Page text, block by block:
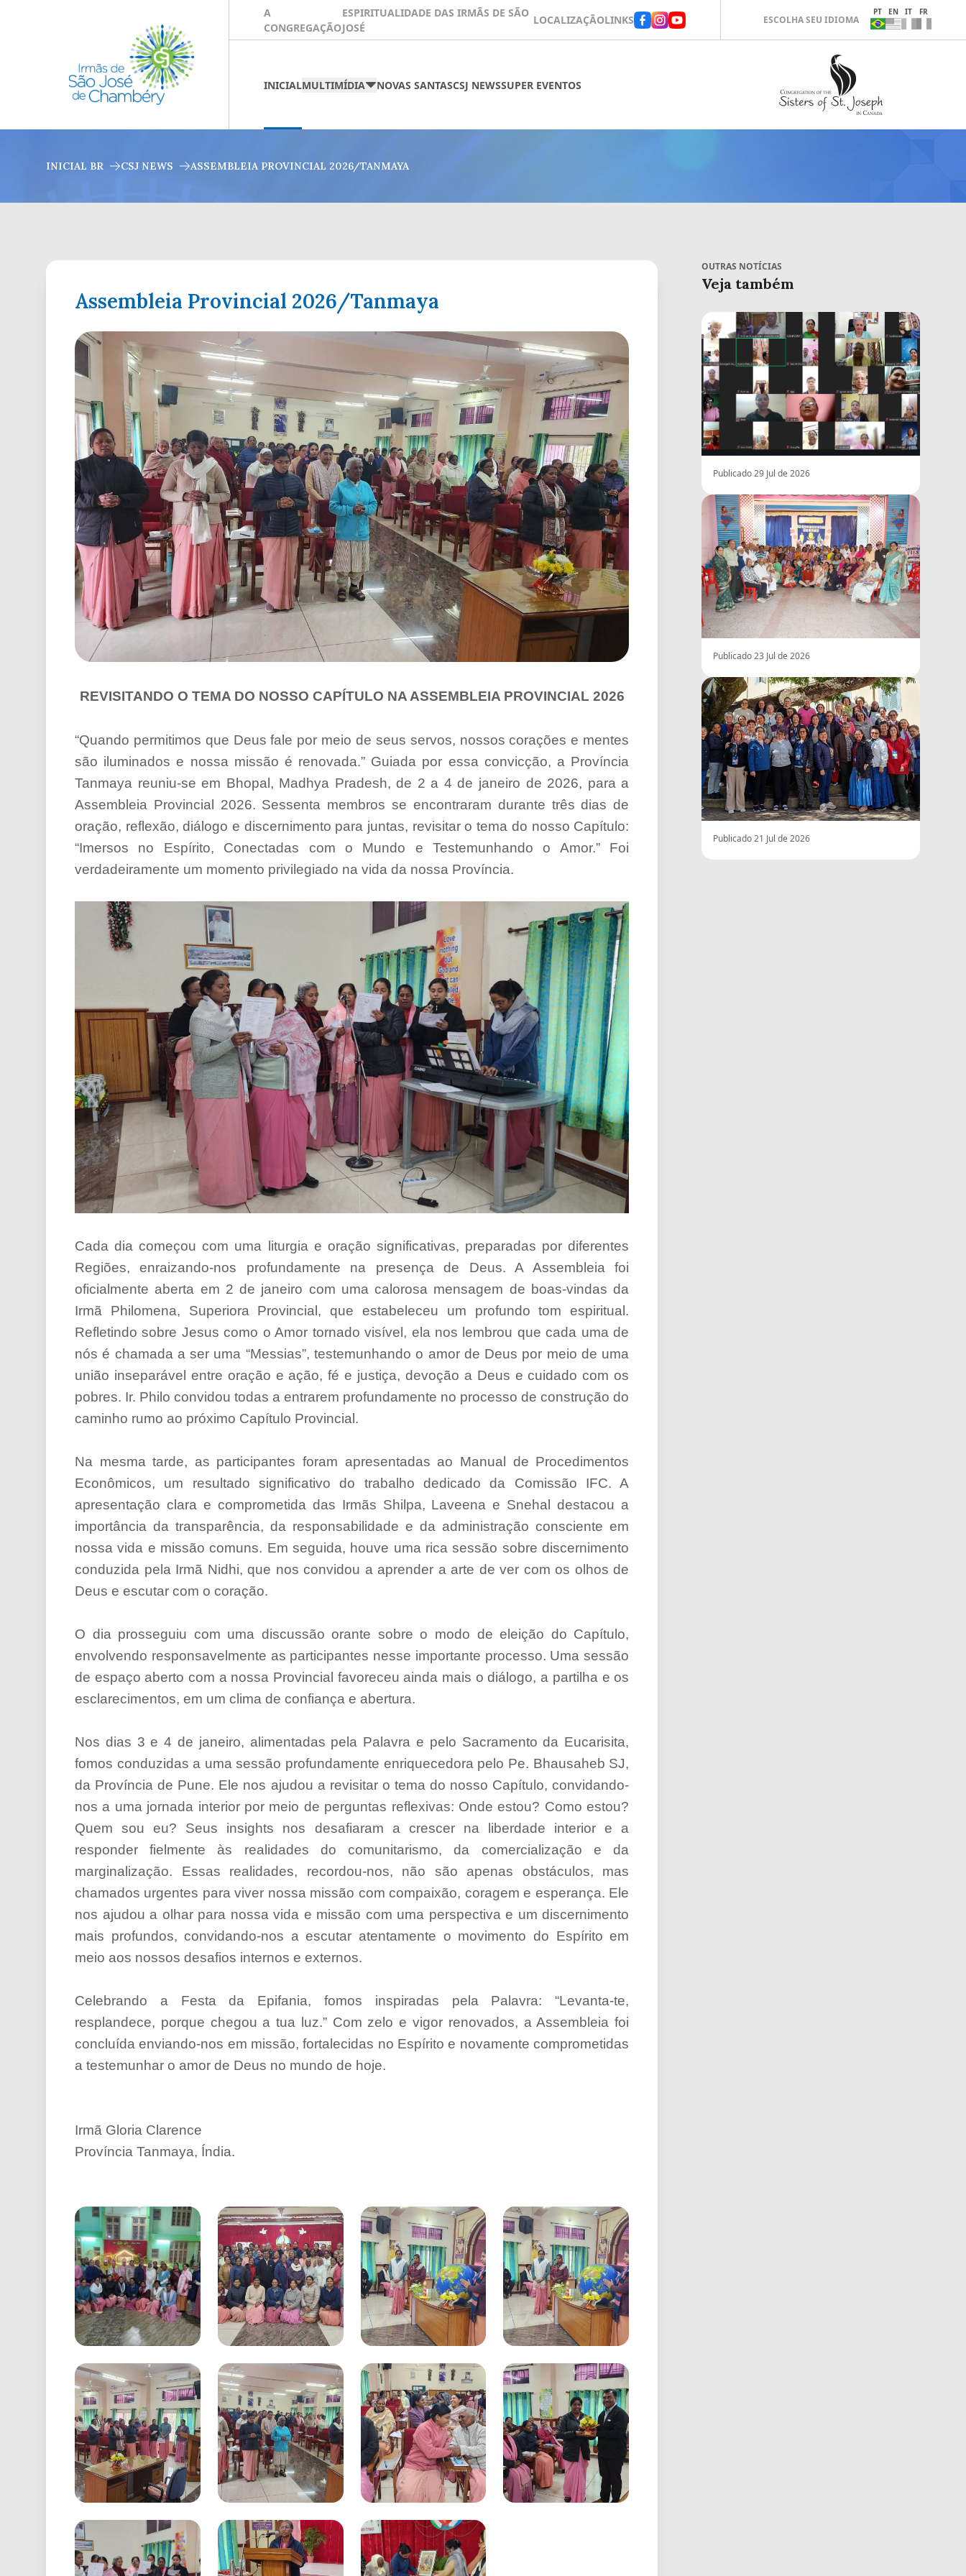
A
CONGREGAÇÃO
ESPIRITUALIDADE DAS IRMÃS DE SÃO
JOSÉ
LOCALIZAÇÃOLINKS ESCOLHA SEU IDIOMA
PT EN IT FR
INICIALMULTIMÍDIA NOVAS SANTASCSJ NEWSSUPER EVENTOS
INICIAL BR CSJ NEWS ASSEMBLEIA PROVINCIAL 2026/TANMAYA
Assembleia Provincial 2026/Tanmaya
REVISITANDO O TEMA DO NOSSO CAPÍTULO NA ASSEMBLEIA PROVINCIAL 2026
“Quando permitimos que Deus fale por meio de seus servos, nossos corações e mentes
são iluminados e nossa missão é renovada.” Guiada por essa convicção, a Província
Tanmaya reuniu-se em Bhopal, Madhya Pradesh, de 2 a 4 de janeiro de 2026, para a
Assembleia Provincial 2026. Sessenta membros se encontraram durante três dias de
oração, reflexão, diálogo e discernimento para juntas, revisitar o tema do nosso Capítulo:
“Imersos no Espírito, Conectadas com o Mundo e Testemunhando o Amor.” Foi
verdadeiramente um momento privilegiado na vida da nossa Província.
Cada dia começou com uma liturgia e oração significativas, preparadas por diferentes
Regiões, enraizando-nos profundamente na presença de Deus. A Assembleia foi
oficialmente aberta em 2 de janeiro com uma calorosa mensagem de boas-vindas da
Irmã Philomena, Superiora Provincial, que estabeleceu um profundo tom espiritual.
Refletindo sobre Jesus como o Amor tornado visível, ela nos lembrou que cada uma de
nós é chamada a ser uma “Messias”, testemunhando o amor de Deus por meio de uma
união inseparável entre oração e ação, fé e justiça, devoção a Deus e cuidado com os
pobres. Ir. Philo convidou todas a entrarem profundamente no processo de construção do
caminho rumo ao próximo Capítulo Provincial.
Na mesma tarde, as participantes foram apresentadas ao Manual de Procedimentos
Econômicos, um resultado significativo do trabalho dedicado da Comissão IFC. A
apresentação clara e comprometida das Irmãs Shilpa, Laveena e Snehal destacou a
importância da transparência, da responsabilidade e da administração consciente em
nossa vida e missão comuns. Em seguida, houve uma rica sessão sobre discernimento
conduzida pela Irmã Nidhi, que nos convidou a aprender a arte de ver com os olhos de
Deus e escutar com o coração.
O dia prosseguiu com uma discussão orante sobre o modo de eleição do Capítulo,
envolvendo responsavelmente as participantes nesse importante processo. Uma sessão
de espaço aberto com a nossa Provincial favoreceu ainda mais o diálogo, a partilha e os
esclarecimentos, em um clima de confiança e abertura.
Nos dias 3 e 4 de janeiro, alimentadas pela Palavra e pelo Sacramento da Eucarisita,
fomos conduzidas a uma sessão profundamente enriquecedora pelo Pe. Bhausaheb SJ,
da Província de Pune. Ele nos ajudou a revisitar o tema do nosso Capítulo, convidando-
nos a uma jornada interior por meio de perguntas reflexivas: Onde estou? Como estou?
Quem sou eu? Seus insights nos desafiaram a crescer na liberdade interior e a
responder fielmente às realidades do comunitarismo, da comercialização e da
marginalização. Essas realidades, recordou-nos, não são apenas obstáculos, mas
chamados urgentes para viver nossa missão com compaixão, coragem e esperança. Ele
nos ajudou a olhar para nossa vida e missão com uma perspectiva e um discernimento
mais profundos, convidando-nos a escutar atentamente o movimento do Espírito em
meio aos nossos desafios internos e externos.
Celebrando a Festa da Epifania, fomos inspiradas pela Palavra: “Levanta-te,
resplandece, porque chegou a tua luz.” Com zelo e vigor renovados, a Assembleia foi
concluída enviando-nos em missão, fortalecidas no Espírito e novamente comprometidas
a testemunhar o amor de Deus no mundo de hoje.
Irmã Gloria Clarence
Província Tanmaya, Índia.
OUTRAS NOTÍCIAS
Veja também
Publicado 29 Jul de 2026
Publicado 23 Jul de 2026
Publicado 21 Jul de 2026